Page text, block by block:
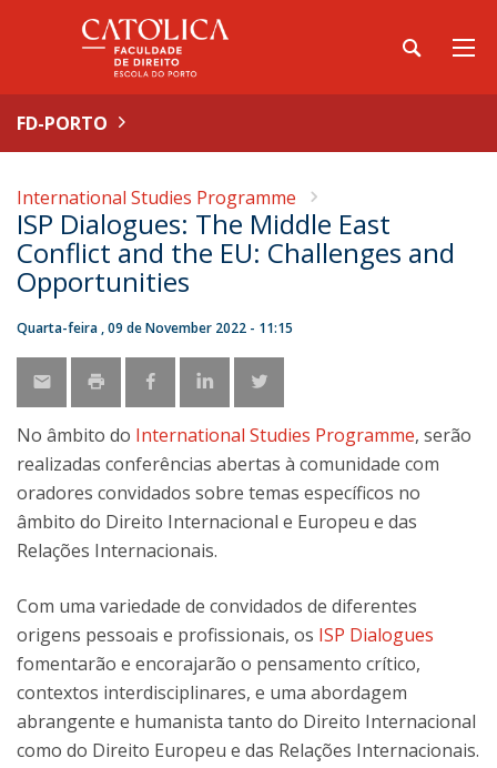
FD-PORTO
International Studies Programme
ISP Dialogues: The Middle East
Conflict and the EU: Challenges and
Opportunities
Quarta-feira , 09 de November 2022 - 11:15
No âmbito do International Studies Programme, serão
realizadas conferências abertas à comunidade com
oradores convidados sobre temas específicos no
âmbito do Direito Internacional e Europeu e das
Relações Internacionais.
Com uma variedade de convidados de diferentes
origens pessoais e profissionais, os ISP Dialogues
fomentarão e encorajarão o pensamento crítico,
contextos interdisciplinares, e uma abordagem
abrangente e humanista tanto do Direito Internacional
como do Direito Europeu e das Relações Internacionais.